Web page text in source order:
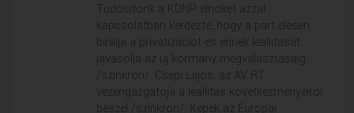
Tudositonk a KDNP elnoket azzal
kapcsolatban kerdezte, hogy a part elesen
biralja a privatizaciot es ennek leallitasat
javasolja az uj kormany megvalasztasaig
/szinkron/. Csepi Lajos, az AV RT.
vezerigazgatoja a leallitas kovetkezmenyeirol
beszel /szinkron/. Kepek az Europai